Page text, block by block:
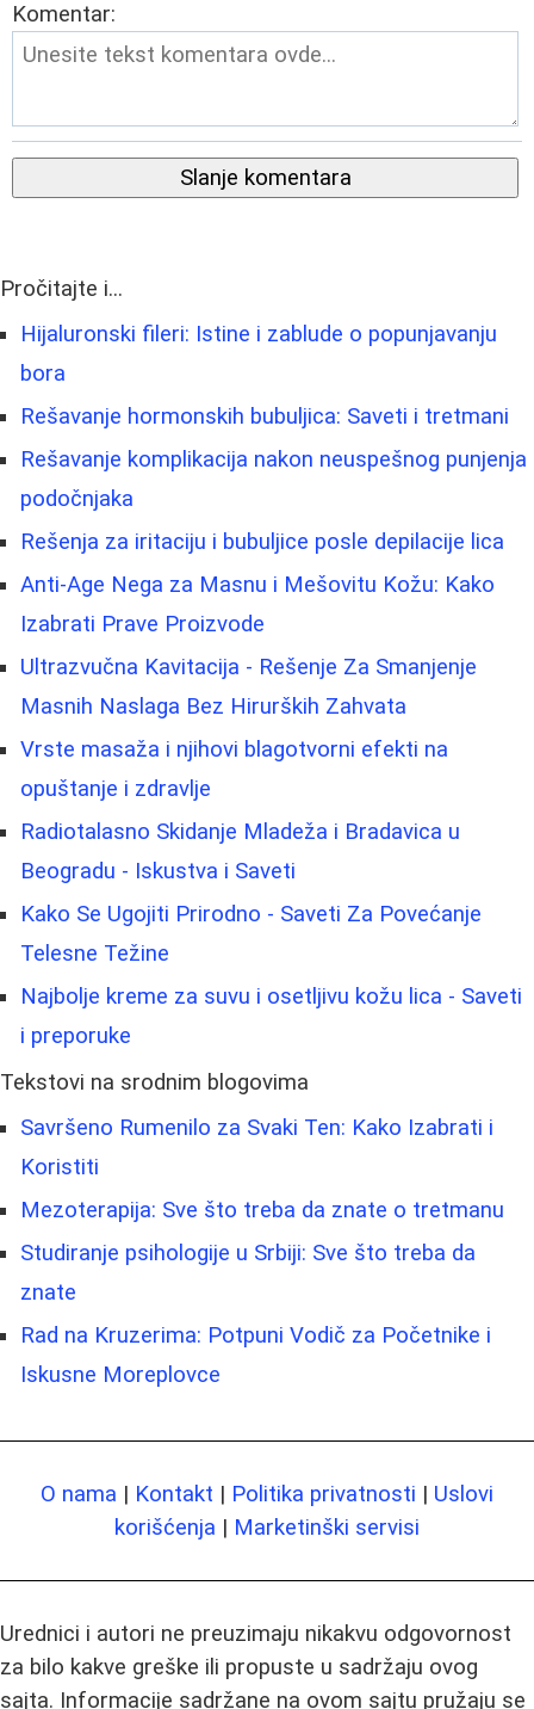
Komentar:
Slanje komentara
Pročitajte i...
Hijaluronski fileri: Istine i zablude o popunjavanju
bora
Rešavanje hormonskih bubuljica: Saveti i tretmani
Rešavanje komplikacija nakon neuspešnog punjenja
podočnjaka
Rešenja za iritaciju i bubuljice posle depilacije lica
Anti-Age Nega za Masnu i Mešovitu Kožu: Kako
Izabrati Prave Proizvode
Ultrazvučna Kavitacija - Rešenje Za Smanjenje
Masnih Naslaga Bez Hirurških Zahvata
Vrste masaža i njihovi blagotvorni efekti na
opuštanje i zdravlje
Radiotalasno Skidanje Mladeža i Bradavica u
Beogradu - Iskustva i Saveti
Kako Se Ugojiti Prirodno - Saveti Za Povećanje
Telesne Težine
Najbolje kreme za suvu i osetljivu kožu lica - Saveti
i preporuke
Tekstovi na srodnim blogovima
Savršeno Rumenilo za Svaki Ten: Kako Izabrati i
Koristiti
Mezoterapija: Sve što treba da znate o tretmanu
Studiranje psihologije u Srbiji: Sve što treba da
znate
Rad na Kruzerima: Potpuni Vodič za Početnike i
Iskusne Moreplovce
O nama | Kontakt | Politika privatnosti | Uslovi
korišćenja | Marketinški servisi
Urednici i autori ne preuzimaju nikakvu odgovornost
za bilo kakve greške ili propuste u sadržaju ovog
sajta. Informacije sadržane na ovom sajtu pružaju se